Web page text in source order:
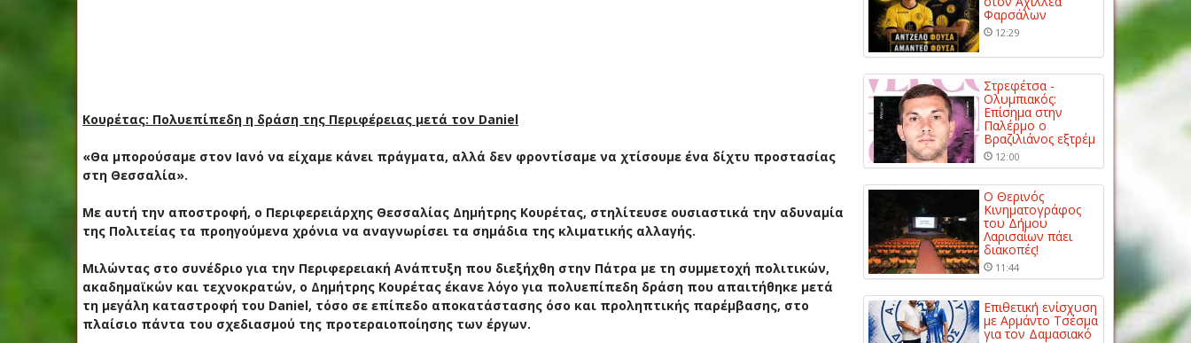
Κουρέτας: Πολυεπίπεδη η δράση της Περιφέρειας μετά τον Daniel
«Θα μπορούσαμε στον Ιανό να είχαμε κάνει πράγματα, αλλά δεν φροντίσαμε να χτίσουμε ένα δίχτυ προστασίας
στη Θεσσαλία».
Με αυτή την αποστροφή, ο Περιφερειάρχης Θεσσαλίας Δημήτρης Κουρέτας, στηλίτευσε ουσιαστικά την αδυναμία
της Πολιτείας τα προηγούμενα χρόνια να αναγνωρίσει τα σημάδια της κλιματικής αλλαγής.
Μιλώντας στο συνέδριο για την Περιφερειακή Ανάπτυξη που διεξήχθη στην Πάτρα με τη συμμετοχή πολιτικών,
ακαδημαϊκών και τεχνοκρατών, ο Δημήτρης Κουρέτας έκανε λόγο για πολυεπίπεδη δράση που απαιτήθηκε μετά
τη μεγάλη καταστροφή του Daniel, τόσο σε επίπεδο αποκατάστασης όσο και προληπτικής παρέμβασης, στο
πλαίσιο πάντα του σχεδιασμού της προτεραιοποίησης των έργων.
Φαρσάλων
12:29
Στρεφέτσα -
Ολυμπιακός:
Επίσημα στην
Παλέρμο ο
Βραζιλιάνος εξτρέμ
12:00
Ο Θερινός
Κινηματογράφος
του Δήμου
Λαρισαίων πάει
διακοπές!
11:44
Επιθετική ενίσχυση
με Αρμάντο Τσέσμα
για τον Δαμασιακό